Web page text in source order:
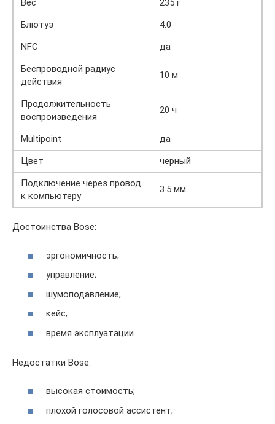
Вес
235 г
Блютуз
4.0
NFC
да
Беспроводной радиус
действия
10 м
Продолжительность
воспроизведения
20 ч
Multipoint
да
Цвет
черный
Подключение через провод
к компьютеру
3.5 мм
Достоинства Bose:
эргономичность;
управление;
шумоподавление;
кейс;
время эксплуатации.
Недостатки Bose:
высокая стоимость;
плохой голосовой ассистент;